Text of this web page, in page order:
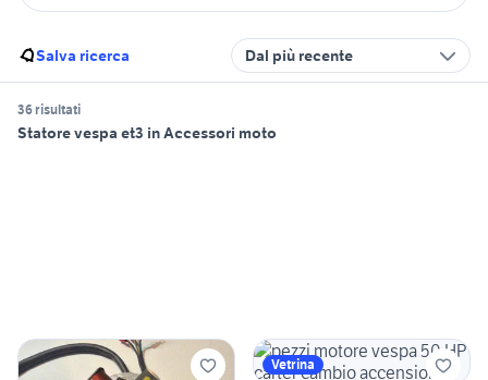
Salva ricerca Dal più recente
36 risultati
Statore vespa et3 in Accessori moto
Vetrina